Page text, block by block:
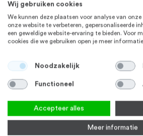
€ 17,55
Bekijk
Q-railing Boormal
Bekijk
Wij gebruiken cookies
We kunnen deze plaatsen voor analyse van onze
onze website te verbeteren, gepersonaliseerde
een geweldige website-ervaring te bieden. Voor
cookies die we gebruiken open je meer
Noodzakelijk
Functioneel
Accepteer alles
Meer informatie